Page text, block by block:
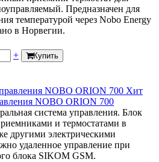
Предназначен для
температурой через Nobo Energy
в Норвегии.
+ Купить
Хит
NOBO ORION 700
система управления. Блок
и термостатами в
другими электрическими
удаленное управление при
блока SIKOM GSM.